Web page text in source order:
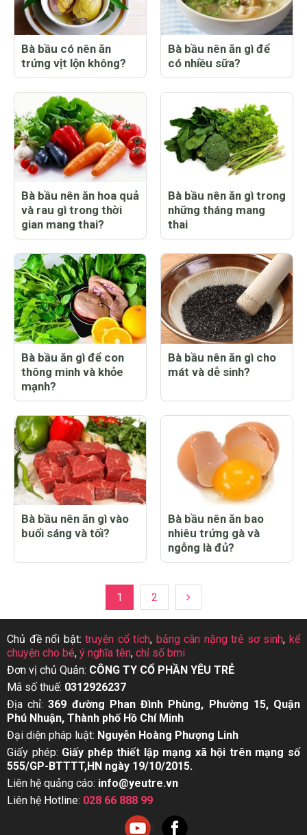
Bà bầu có nên ăn
trứng vịt lộn không?
Bà bầu nên ăn gì để
có nhiều sữa?
Bà bầu nên ăn hoa quả
và rau gì trong thời
gian mang thai?
Bà bầu nên ăn gì trong
những tháng mang
thai
Bà bầu ăn gì để con
thông minh và khỏe
mạnh?
Bà bầu nên ăn gì cho
mát và dễ sinh?
Bà bầu nên ăn gì vào
buổi sáng và tối?
Bà bầu nên ăn bao
nhiêu trứng gà và
ngỗng là đủ?
1 2
Chủ đề nổi bật:truyện cổ tích, bảng cân nặng trẻ sơ sinh, kể
chuyện cho bé, ý nghĩa tên, chỉ số bmi
Đơn vị chủ Quản: CÔNG TY CỔ PHẦN YÊU TRẺ
Mã số thuế: 0312926237
Địa chỉ:369 đường Phan Đình Phùng, Phường 15, Quận
Phú Nhuận, Thành phố Hồ Chí Minh
Đại diện pháp luật: Nguyễn Hoàng Phượng Linh
Giấy phép: Giấy phép thiết lập mạng xã hội trên mạng số
555/GP-BTTTT,HN ngày 19/10/2015.
Liên hệ quảng cáo: info@yeutre.vn
Liên hệ Hotline: 028 66 888 99